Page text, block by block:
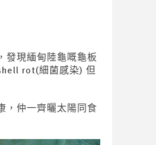
發現緬甸陸龜嘅龜板
rot(細菌感染) 但
，仲一齊曬太陽同食